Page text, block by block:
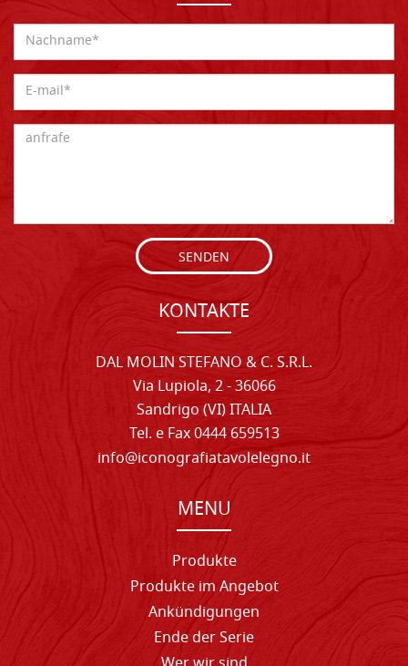
SENDEN
KONTAKTE
DAL MOLIN STEFANO & C. S.R.L.
Via Lupiola, 2 - 36066
Sandrigo (VI) ITALIA
Tel. e Fax 0444 659513
info@iconografiatavolelegno.it
MENU
Produkte
Produkte im Angebot
Ankündigungen
Ende der Serie